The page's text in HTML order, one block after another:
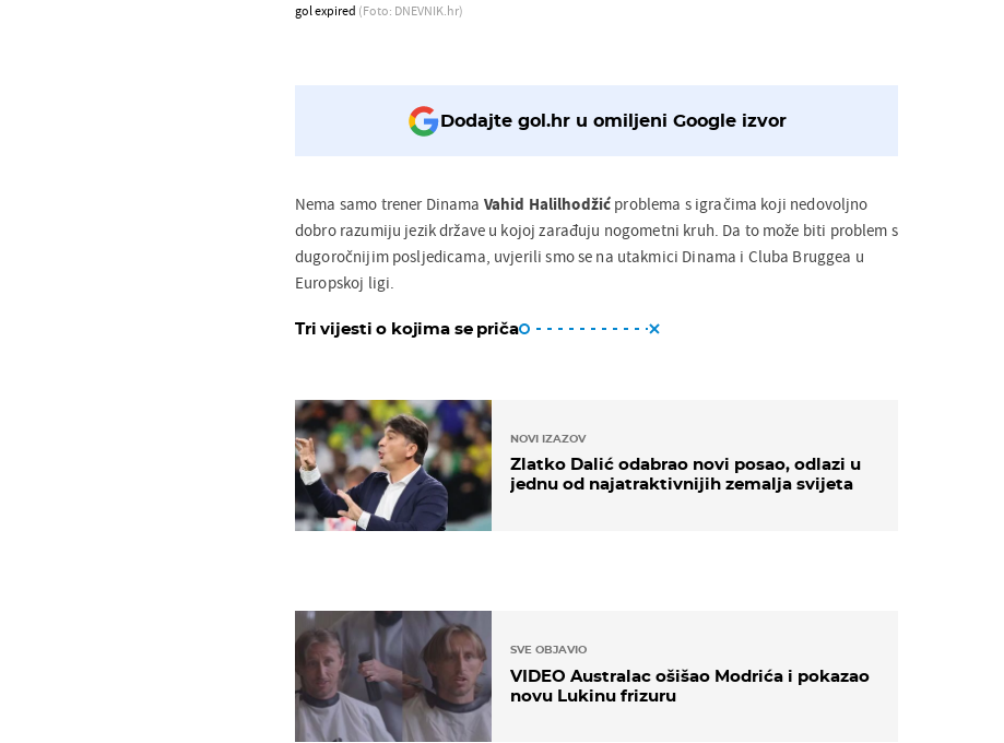
gol expired (Foto: DNEVNIK.hr)
Dodajte gol.hr u omiljeni Google izvor
Nema samo trener Dinama Vahid Halilhodžić problema s igračima koji nedovoljno
dobro razumiju jezik države u kojoj zarađuju nogometni kruh. Da to može biti problem s
dugoročnijim posljedicama, uvjerili smo se na utakmici Dinama i Cluba Bruggea u
Europskoj ligi.
Tri vijesti o kojima se priča
NOVI IZAZOV
Zlatko Dalić odabrao novi posao, odlazi u
jednu od najatraktivnijih zemalja svijeta
SVE OBJAVIO
VIDEO Australac ošišao Modrića i pokazao
novu Lukinu frizuru